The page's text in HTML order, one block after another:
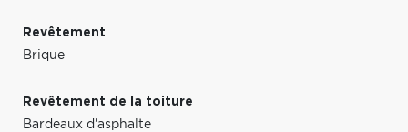
Revêtement
Brique
Revêtement de la toiture
Bardeaux d'asphalte